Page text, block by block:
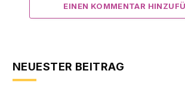
EINEN KOMMENTAR
NEUESTER BEITRAG